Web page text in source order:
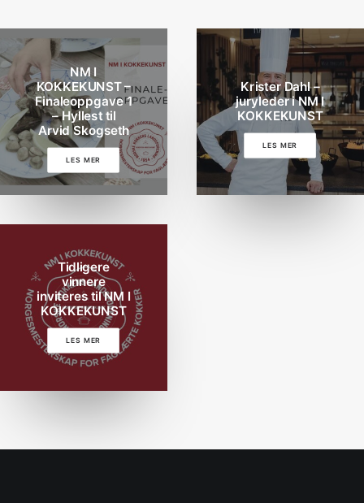
NM I
KOKKEKUNST –
Finaleoppgave 1
– Hyllest til
Arvid Skogseth
LES MER
Krister Dahl –
juryleder i NM I
KOKKEKUNST
LES MER
Tidligere
vinnere
inviteres til NM I
KOKKEKUNST
LES MER